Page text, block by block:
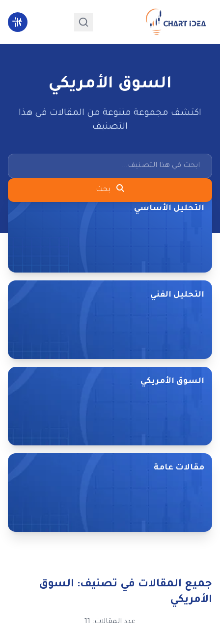
السوق الأمريكي
اكتشف مجموعة متنوعة من المقالات في هذا
التصنيف
بحث
التحليل الأساسي
التحليل الفني
السوق الأمريكي
مقالات عامة
جميع المقالات في تصنيف: السوق
الأمريكي
عدد المقالات: 11